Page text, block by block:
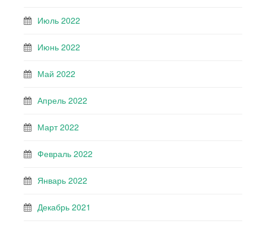
Июль 2022
Июнь 2022
Май 2022
Апрель 2022
Март 2022
Февраль 2022
Январь 2022
Декабрь 2021